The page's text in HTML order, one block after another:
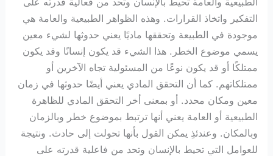
التفكير واتخاذ القرارات. وهذه الظواهر الطبيعية والعامة هي
موجودة في الطبيعة وتحققها ماديًا يعني حدوثها لشيء معين
يسمي موضوع الخطر. هذا الشيء قد يكون إنسانًا وقد يكون
ممتلكًا أو قد يكون نوعًا من المسئولية تجاه الآخرين أو
ممتلكاتهم. كما أن التحقق المادي يعني أيضًا حدوثها في زمان
معين ومكان محدد. أو بمعنى أخر التحقق المادي للظاهرة
الطبيعية أو العامة يعني أنها ترتبط بموضوع خطر وبالزمان
وبالمكان. وعندئذِ يمكن القول بأنها تحولت إلى حادث. ونتيجة
للعوامل التي تحيط بالإنسان وتحد من فاعلية قدرته على